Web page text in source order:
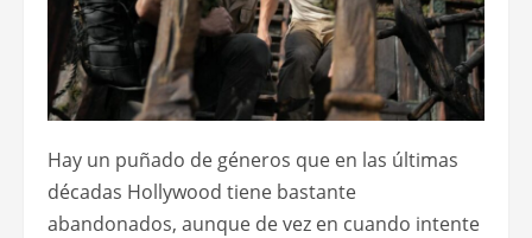
Hay un puñado de géneros que en las últimas
décadas Hollywood tiene bastante
abandonados, aunque de vez en cuando intente